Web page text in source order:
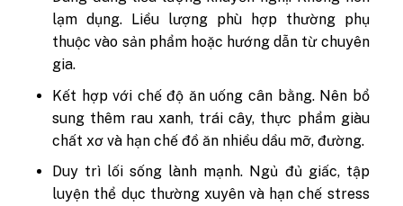
lạm dụng. Liều lượng phù hợp thường phụ
thuộc vào sản phẩm hoặc hướng dẫn từ chuyên
gia.
Kết hợp với chế độ ăn uống cân bằng. Nên bổ
sung thêm rau xanh, trái cây, thực phẩm giàu
chất xơ và hạn chế đồ ăn nhiều dầu mỡ, đường.
Duy trì lối sống lành mạnh. Ngủ đủ giấc, tập
luyện thể dục thường xuyên và hạn chế stress